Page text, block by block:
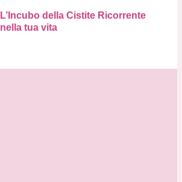
L’Incubo della Cistite Ricorrente
nella tua vita